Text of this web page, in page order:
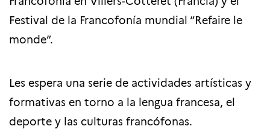
Festival de la Francofonía mundial “Refaire le
monde”.
Les espera una serie de actividades artísticas y
formativas en torno a la lengua francesa, el
deporte y las culturas francófonas.